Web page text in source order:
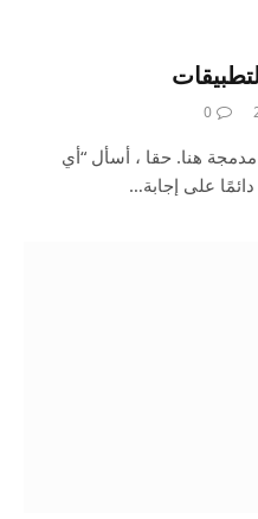
0
هنا. حقا ، أسأل “أي
على إجابة…